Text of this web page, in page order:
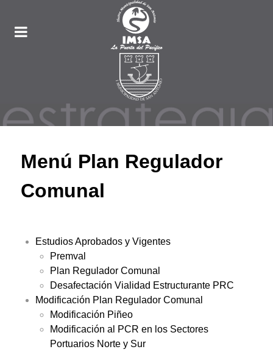
Menú Plan Regulador
Comunal
Estudios Aprobados y Vigentes
Premval
Plan Regulador Comunal
Desafectación Vialidad Estructurante PRC
Modificación Plan Regulador Comunal
Modificación Piñeo
Modificación al PCR en los Sectores
Portuarios Norte y Sur